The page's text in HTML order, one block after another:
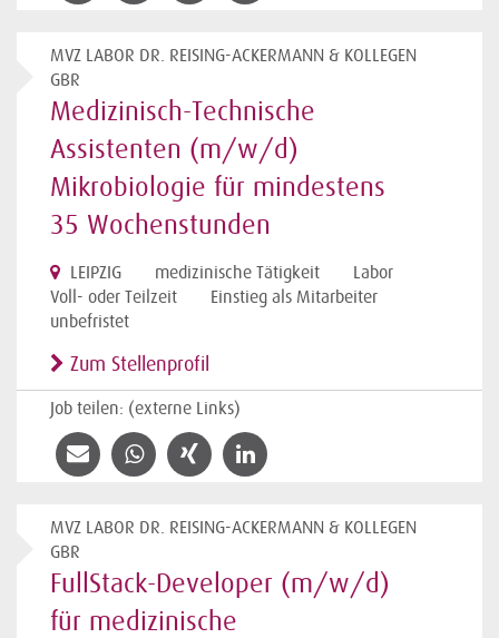
MVZ LABOR DR. REISING-ACKERMANN & KOLLEGEN
GBR
Medizinisch-Technische
Assistenten (m/w/d)
Mikrobiologie für mindestens
35 Wochenstunden
LEIPZIG medizinische Tätigkeit
Labor
Voll- oder Teilzeit
Einstieg als Mitarbeiter
unbefristet
Zum Stellenprofil
Job teilen: (externe Links)
MVZ LABOR DR. REISING-ACKERMANN & KOLLEGEN
GBR
FullStack-Developer (m/w/d)
für medizinische